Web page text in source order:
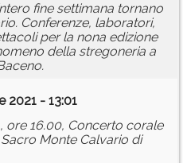
fine settimana tornano
Conferenze, laboratori,
per la nona edizione
della stregoneria a
2021 - 13:01
ore 16.00, Concerto corale
Monte Calvario di